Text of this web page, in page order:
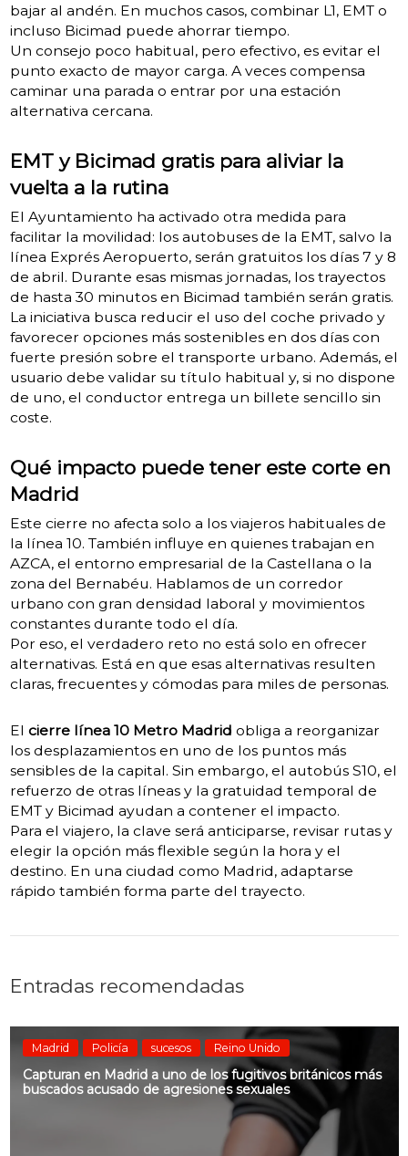
bajar al andén. En muchos casos, combinar L1, EMT o
incluso Bicimad puede ahorrar tiempo.
Un consejo poco habitual, pero efectivo, es evitar el
punto exacto de mayor carga. A veces compensa
caminar una parada o entrar por una estación
alternativa cercana.
EMT y Bicimad gratis para aliviar la
vuelta a la rutina
El Ayuntamiento ha activado otra medida para
facilitar la movilidad: los autobuses de la EMT, salvo la
línea Exprés Aeropuerto, serán gratuitos los días 7 y 8
de abril. Durante esas mismas jornadas, los trayectos
de hasta 30 minutos en Bicimad también serán gratis.
La iniciativa busca reducir el uso del coche privado y
favorecer opciones más sostenibles en dos días con
fuerte presión sobre el transporte urbano. Además, el
usuario debe validar su título habitual y, si no dispone
de uno, el conductor entrega un billete sencillo sin
coste.
Qué impacto puede tener este corte en
Madrid
Este cierre no afecta solo a los viajeros habituales de
la línea 10. También influye en quienes trabajan en
AZCA, el entorno empresarial de la Castellana o la
zona del Bernabéu. Hablamos de un corredor
urbano con gran densidad laboral y movimientos
constantes durante todo el día.
Por eso, el verdadero reto no está solo en ofrecer
alternativas. Está en que esas alternativas resulten
claras, frecuentes y cómodas para miles de personas.
El cierre línea 10 Metro Madrid obliga a reorganizar
los desplazamientos en uno de los puntos más
sensibles de la capital. Sin embargo, el autobús S10, el
refuerzo de otras líneas y la gratuidad temporal de
EMT y Bicimad ayudan a contener el impacto.
Para el viajero, la clave será anticiparse, revisar rutas y
elegir la opción más flexible según la hora y el
destino. En una ciudad como Madrid, adaptarse
rápido también forma parte del trayecto.
Entradas recomendadas
Madrid Policía sucesos Reino Unido
Capturan en Madrid a uno de los fugitivos británicos más
buscados acusado de agresiones sexuales